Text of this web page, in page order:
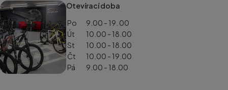
Otevírací doba
Po
9.00 - 19. 00
Út
10.00 - 18.00
St
10.00 - 18.00
Čt
10.00 - 19.00
Pá
9.00 - 18.00